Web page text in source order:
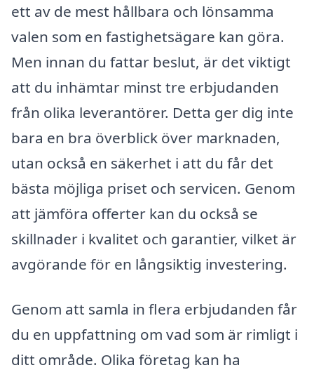
ett av de mest hållbara och lönsamma
valen som en fastighetsägare kan göra.
Men innan du fattar beslut, är det viktigt
att du inhämtar minst tre erbjudanden
från olika leverantörer. Detta ger dig inte
bara en bra överblick över marknaden,
utan också en säkerhet i att du får det
bästa möjliga priset och servicen. Genom
att jämföra offerter kan du också se
skillnader i kvalitet och garantier, vilket är
avgörande för en långsiktig investering.
Genom att samla in flera erbjudanden får
du en uppfattning om vad som är rimligt i
ditt område. Olika företag kan ha